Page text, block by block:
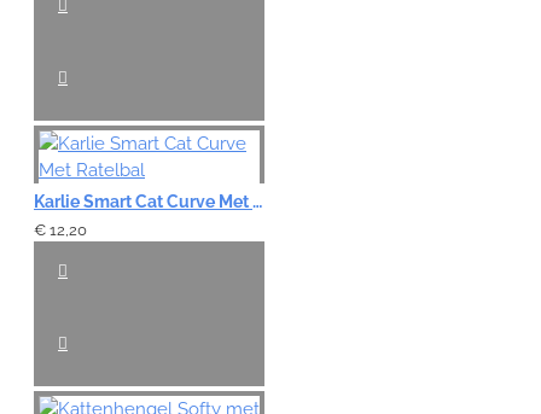
Karlie Smart Cat Curve Met Ratelbal
€ 12,20